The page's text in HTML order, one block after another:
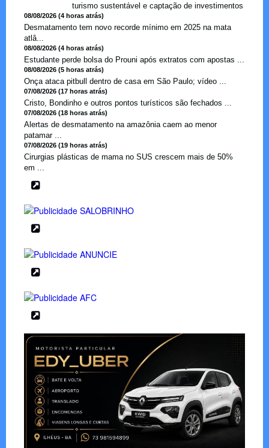
turismo sustentável e captação de investimentos
08/08/2026 (4 horas atrás)
Desmatamento tem novo recorde mínimo em 2025 na mata
atlâ...
08/08/2026 (4 horas atrás)
Estudante perde bolsa do Prouni após extratos com apostas ...
08/08/2026 (5 horas atrás)
Onça ataca pitbull dentro de casa em São Paulo; vídeo ...
07/08/2026 (17 horas atrás)
Cristo, Bondinho e outros pontos turísticos são fechados ...
07/08/2026 (18 horas atrás)
Alertas de desmatamento na amazônia caem ao menor
patamar ...
07/08/2026 (19 horas atrás)
Cirurgias plásticas de mama no SUS crescem mais de 50%
em ...